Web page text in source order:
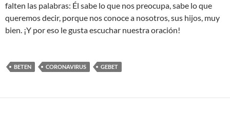
falten las palabras: Él sabe lo que nos preocupa, sabe lo que
queremos decir, porque nos conoce a nosotros, sus hijos, muy
bien. ¡Y por eso le gusta escuchar nuestra oración!
BETEN CORONAVIRUS GEBET